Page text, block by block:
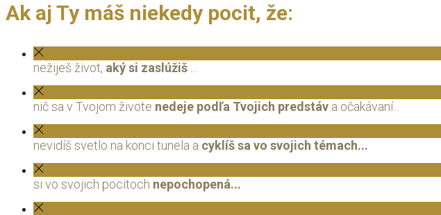
Ak aj Ty máš niekedy pocit, že:
nežiješ život, aký si zaslúžiš ...
nič sa v Tvojom živote nedeje podľa Tvojich predstáv a očakávaní...
nevidíš svetlo na konci tunela a cyklíš sa vo svojich témach...
si vo svojich pocitoch nepochopená...